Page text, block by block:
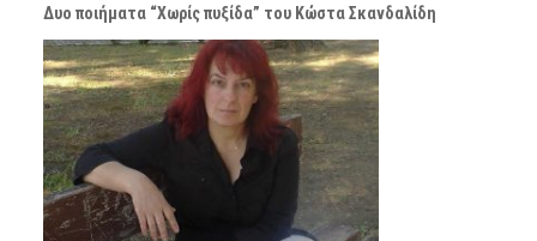
Δυο ποιήματα “Χωρίς πυξίδα” του Κώστα Σκανδαλίδη